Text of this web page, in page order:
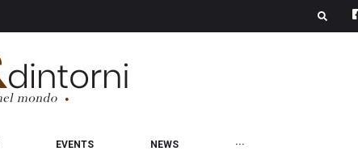
EVENTS NEWS ···